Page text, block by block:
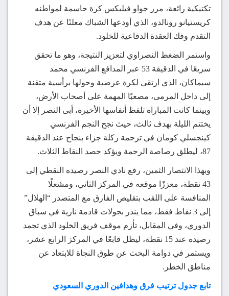
تكتيكية رائعة، مرر جواو فيليكس كرة حاسمة لمواطنه
كريستيانو رونالدو، الذي أودعها الشباك معلنًا عن هدف
التقدم وفك العقدة الدفاعية للخلود.
واستمر الضغط النصراوي لتعزيز النتيجة، وهو ما تحقق
سريعًا في الدقيقة 53 عبر المدافع الفرنسي محمد
سيماكان، الذي ارتقى لكرة عرضية وحولها برأسية متقنة
إلى داخل المرمى، مصعبًا المهمة على أصحاب الأرض،
وبينما كانت المباراة تلفظ أنفاسها الأخيرة، أبى النصر إلا أن
يختتم الليلة بهدف ثالث، حيث نجح النجم الفرنسي
كينجسلي كومان في ترجمة ركلة جزاء بنجاح عند الدقيقة
87، ليطلق رصاصة الرحمة ويؤكد حصد النقاط الثلاث.
وبهذا الانتصار الثمين، رفع نادي النصر رصيده النقطي إلى
43 نقطة، معززًا موقعه في المركز الثاني، ومشعلًا
المنافسة على اللقب بتقليص الفارق مع المتصدر “الهلال”
إلى 3 نقاط فقط، مما ينذر بجولات قادمة نارية في سباق
الدوري، وفي المقابل، تأزم موقف فريق الخلود الذي تجمد
رصيده عند 15 نقطة، ليظل قابعًا في المركز الرابع عشر،
ويستمر في دوامة البحث عن طوق النجاة للابتعاد عن
مناطق الخطر.
تابع جدول ترتيب فرق وهدافين الدوري السعودي